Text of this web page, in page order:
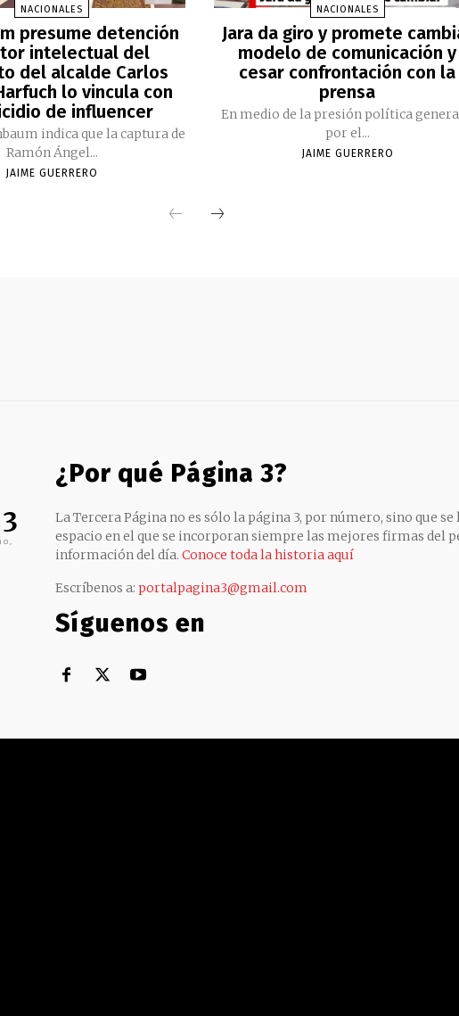
NACIONALES
presume detención
intelectual del
del alcalde Carlos
lo vincula con
de influencer
indica que la captura de
Ramón Ángel...
JAIME GUERRERO
NACIONALES
Jara da giro y promete
modelo de comunicación y
cesar confrontación con la
prensa
En medio de la presión política
por el...
JAIME GUERRERO
¿Por qué Página 3?
La Tercera Página no es sólo la página 3, por número, sino que
espacio en el que se incorporan siempre las mejores firmas del
información del día. Conoce toda la historia aquí
Escríbenos a: portalpagina3@gmail.com
Síguenos en